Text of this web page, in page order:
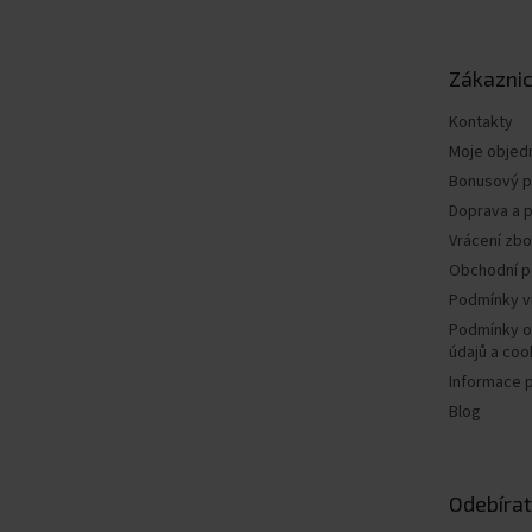
Kontakty
Moje
Bonusový
Doprava a
Vrácení
Obchodní
Podmínky
Podmínky
údajů a
Informace
Blog